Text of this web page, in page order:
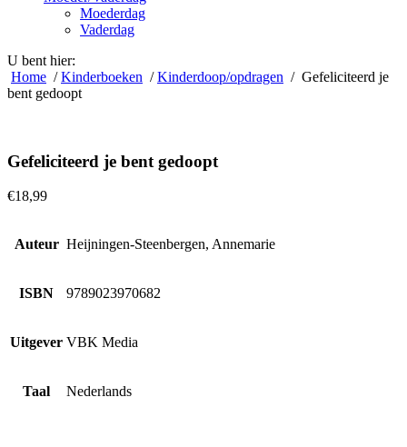
Moederdag
Vaderdag
U bent hier:
Home /Kinderboeken /Kinderdoop/opdragen / Gefeliciteerd je
bent gedoopt
Gefeliciteerd je bent gedoopt
€18,99
Auteur Heijningen-Steenbergen, Annemarie
ISBN 9789023970682
Uitgever VBK Media
Taal Nederlands